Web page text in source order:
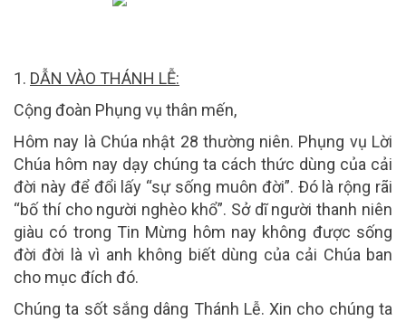
1. DẪN VÀO THÁNH LỄ:
Cộng đoàn Phụng vụ thân mến,
Hôm nay là Chúa nhật 28 thường niên. Phụng vụ Lời
Chúa hôm nay dạy chúng ta cách thức dùng của cải
đời này để đổi lấy “sự sống muôn đời”. Ðó là rộng rãi
“bố thí cho người nghèo khổ”. Sở dĩ người thanh niên
giàu có trong Tin Mừng hôm nay không được sống
đời đời là vì anh không biết dùng của cải Chúa ban
cho mục đích đó.
Chúng ta sốt sắng dâng Thánh Lễ. Xin cho chúng ta